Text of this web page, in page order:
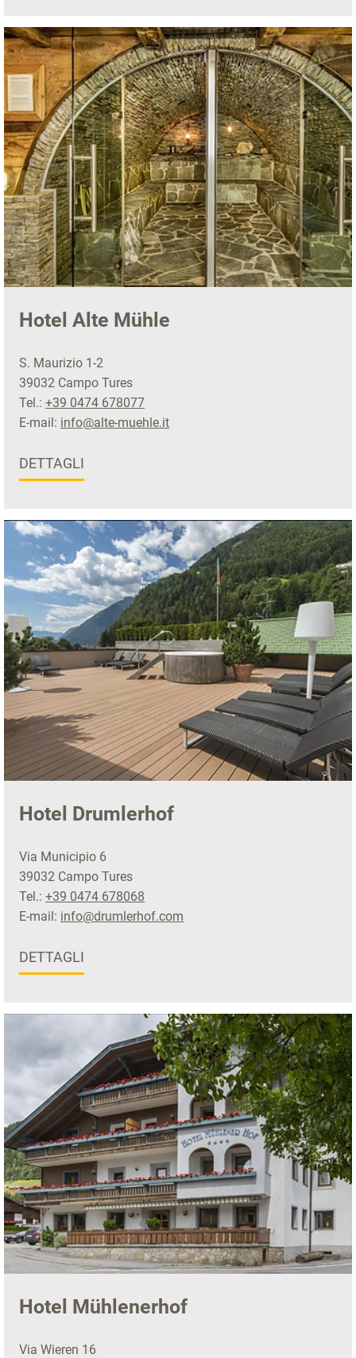
Hotel Alte Mühle
S. Maurizio 1-2
39032 Campo Tures
Tel.: +39 0474 678077
E-mail: info@alte-muehle.it
DETTAGLI
Hotel Drumlerhof
Via Municipio 6
39032 Campo Tures
Tel.: +39 0474 678068
E-mail: info@drumlerhof.com
DETTAGLI
Hotel Mühlenerhof
Via Wieren 16